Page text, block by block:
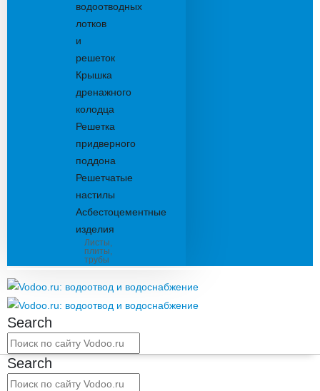
водоотводных
лотков
и
решеток
Крышка
дренажного
колодца
Решетка
придверного
поддона
Решетчатые
настилы
Асбестоцементные
изделия
Листы,
плиты,
трубы
Search
Search